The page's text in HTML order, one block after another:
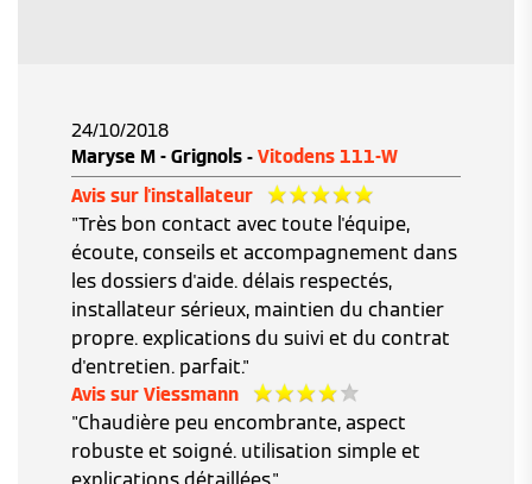
24/10/2018
Maryse M - Grignols - Vitodens 111-W
Avis sur l'installateur
"Très bon contact avec toute l'équipe,
écoute, conseils et accompagnement dans
les dossiers d'aide. délais respectés,
installateur sérieux, maintien du chantier
propre. explications du suivi et du contrat
d'entretien. parfait."
Avis sur Viessmann
"Chaudière peu encombrante, aspect
robuste et soigné. utilisation simple et